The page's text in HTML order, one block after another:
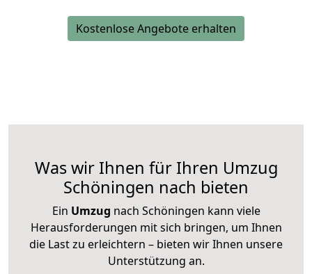
Kostenlose Angebote erhalten
Was wir Ihnen für Ihren Umzug
Schöningen nach bieten
Ein Umzug nach Schöningen kann viele
Herausforderungen mit sich bringen, um Ihnen
die Last zu erleichtern – bieten wir Ihnen unsere
Unterstützung an.